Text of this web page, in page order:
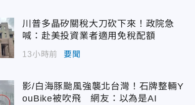
川普多晶矽關稅大刀砍下來！政院急
喊：赴美投資業者適用免稅配額
13小時前 要聞
影/白海豚颱風強襲北台灣！石牌整輛Y
ouBike被吹飛 網友：以為是AI